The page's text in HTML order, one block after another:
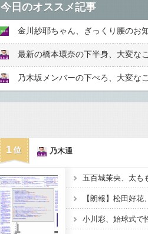
今日のオススメ記事
金川紗耶ちゃん、ぎっくり腰のお
最新の橋本環奈の下半身、大変な
乃木坂メンバーの下ぺろ、大変な
1 乃木通
五百城茉央、太も
【朗報】松田好
小川彩、始球式で